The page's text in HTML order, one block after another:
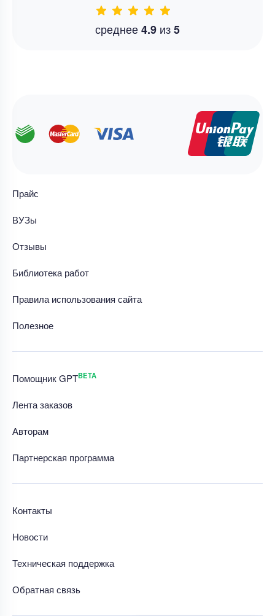
среднее4.9 из5
Прайс
ВУЗы
Отзывы
Библиотека работ
Правила использования сайта
Полезное
Помощник GPTBETA
Лента заказов
Авторам
Партнерская программа
Контакты
Новости
Техническая поддержка
Обратная связь